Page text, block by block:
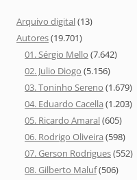
Arquivo digital(13)
Autores(19.701)
01. Sérgio Mello (7.642)
02. Julio Diogo (5.156)
03. Toninho Sereno (1.679)
04. Eduardo Cacella (1.203)
05. Ricardo Amaral(605)
06. Rodrigo Oliveira (598)
07. Gerson Rodrigues(552)
08. Gilberto Maluf(506)